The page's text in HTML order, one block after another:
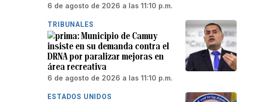
6 de agosto de 2026 a las 11:10 p.m.
TRIBUNALES
Municipio de Camuy
insiste en su demanda contra el
DRNA por paralizar mejoras en
área recreativa
6 de agosto de 2026 a las 11:10 p.m.
ESTADOS UNIDOS